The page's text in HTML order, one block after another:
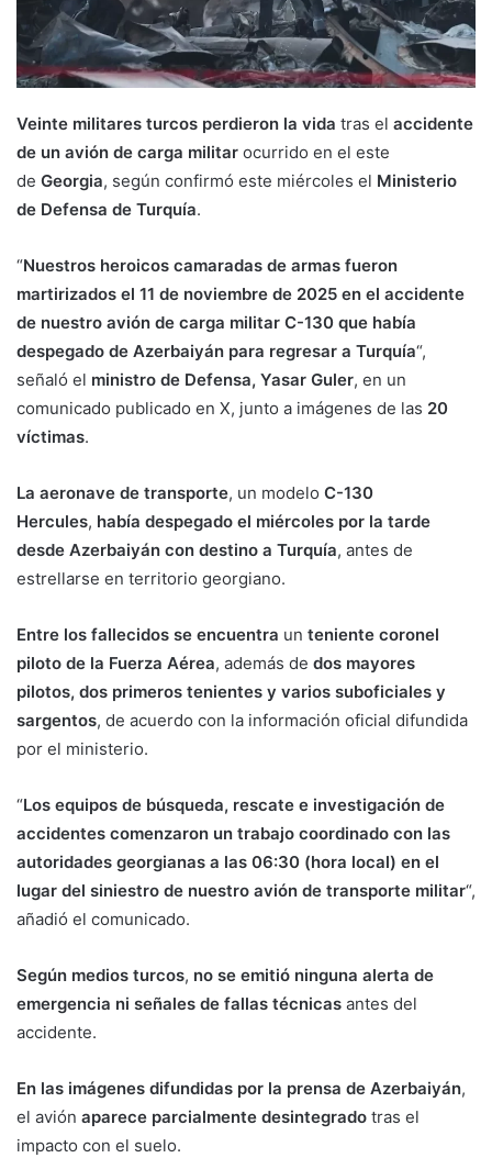
Veinte militares turcos perdieron la vida tras el accidente
de un avión de carga militar ocurrido en el este
de Georgia, según confirmó este miércoles el Ministerio
de Defensa de Turquía.
“Nuestros heroicos camaradas de armas fueron
martirizados el 11 de noviembre de 2025 en el accidente
de nuestro avión de carga militar C-130 que había
despegado de Azerbaiyán para regresar a Turquía“,
señaló el ministro de Defensa, Yasar Guler, en un
comunicado publicado en X, junto a imágenes de las 20
víctimas.
La aeronave de transporte, un modelo C-130
Hercules, había despegado el miércoles por la tarde
desde Azerbaiyán con destino a Turquía, antes de
estrellarse en territorio georgiano.
Entre los fallecidos se encuentra un teniente coronel
piloto de la Fuerza Aérea, además de dos mayores
pilotos, dos primeros tenientes y varios suboficiales y
sargentos, de acuerdo con la información oficial difundida
por el ministerio.
“Los equipos de búsqueda, rescate e investigación de
accidentes comenzaron un trabajo coordinado con las
autoridades georgianas a las 06:30 (hora local) en el
lugar del siniestro de nuestro avión de transporte militar“,
añadió el comunicado.
Según medios turcos, no se emitió ninguna alerta de
emergencia ni señales de fallas técnicas antes del
accidente.
En las imágenes difundidas por la prensa de Azerbaiyán,
el avión aparece parcialmente desintegrado tras el
impacto con el suelo.